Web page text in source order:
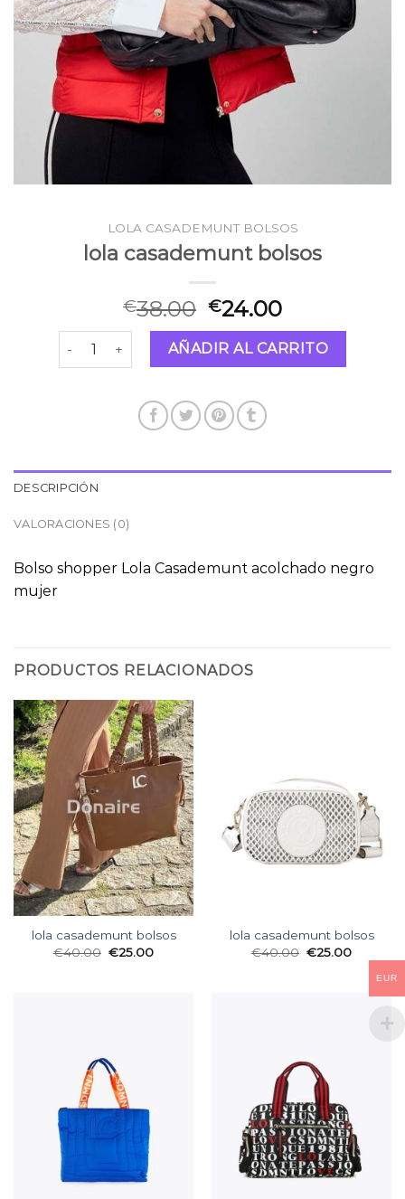
LOLA CASADEMUNT BOLSOS
lola casademunt bolsos
€38.00 €24.00
lola casademunt bolsos cantidad
AÑADIR AL CARRITO
DESCRIPCIÓN
VALORACIONES (0)
Bolso shopper Lola Casademunt acolchado negro
mujer
PRODUCTOS RELACIONADOS
lola casademunt bolsos
€40.00 €25.00
lola casademunt bolsos
€40.00 €25.00
EUR